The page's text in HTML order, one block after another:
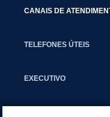
CANAIS DE
TELEFONES ÚTEIS
EXECUTIVO